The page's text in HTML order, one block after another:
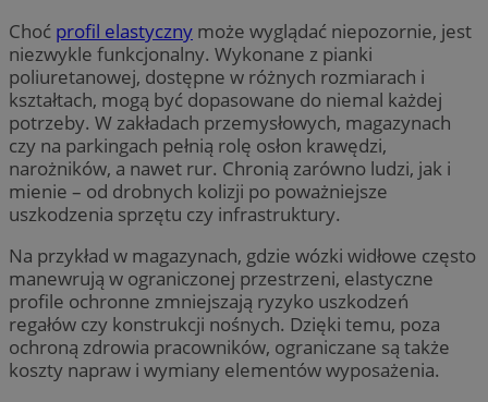
Choć profil elastyczny może wyglądać niepozornie, jest
niezwykle funkcjonalny. Wykonane z pianki
poliuretanowej, dostępne w różnych rozmiarach i
kształtach, mogą być dopasowane do niemal każdej
potrzeby. W zakładach przemysłowych, magazynach
czy na parkingach pełnią rolę osłon krawędzi,
narożników, a nawet rur. Chronią zarówno ludzi, jak i
mienie – od drobnych kolizji po poważniejsze
uszkodzenia sprzętu czy infrastruktury.
Na przykład w magazynach, gdzie wózki widłowe często
manewrują w ograniczonej przestrzeni, elastyczne
profile ochronne zmniejszają ryzyko uszkodzeń
regałów czy konstrukcji nośnych. Dzięki temu, poza
ochroną zdrowia pracowników, ograniczane są także
koszty napraw i wymiany elementów wyposażenia.